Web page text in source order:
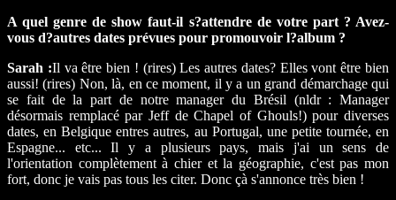
A quel genre de show faut-il s?attendre de votre part ? Avez-
vous d?autres dates prévues pour promouvoir l?album ?
Sarah :Il va être bien ! (rires) Les autres dates? Elles vont être bien
aussi! (rires) Non, là, en ce moment, il y a un grand démarchage qui
se fait de la part de notre manager du Brésil (nldr : Manager
désormais remplacé par Jeff de Chapel of Ghouls!) pour diverses
dates, en Belgique entres autres, au Portugal, une petite tournée, en
Espagne... etc... Il y a plusieurs pays, mais j'ai un sens de
l'orientation complètement à chier et la géographie, c'est pas mon
fort, donc je vais pas tous les citer. Donc çà s'annonce très bien !